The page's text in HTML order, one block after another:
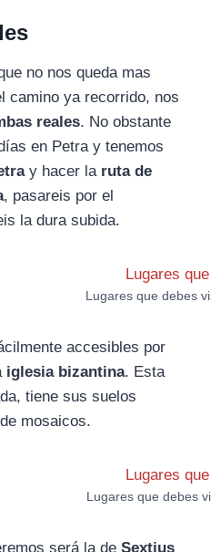
no nos queda mas
camino ya recorrido, nos
reales. No obstante
en Petra y tenemos
y hacer la ruta de
, pasareis por el
la dura subida.
Lugares que debes
accesibles por
iglesia bizantina. Esta
tiene sus suelos
mosaicos.
Lugares que debes
será la de Sextius